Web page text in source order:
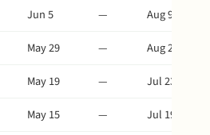
Jun 5 —
Aug 9
May 29 —
Aug 2
May 19 —
Jul 23
May 15 —
Jul 19